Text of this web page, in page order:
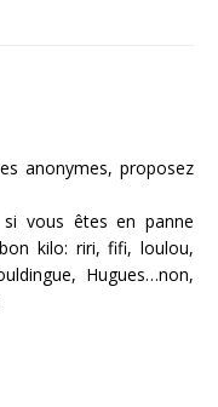
anonymes, proposez
vous êtes en panne
kilo: riri, fifi, loulou,
Hugues…non,